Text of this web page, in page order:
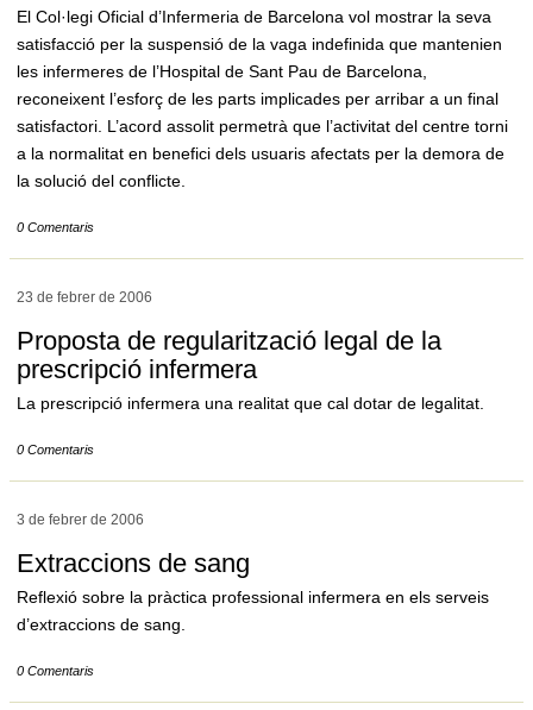
El Col·legi Oficial d’Infermeria de Barcelona vol mostrar la seva
satisfacció per la suspensió de la vaga indefinida que mantenien
les infermeres de l’Hospital de Sant Pau de Barcelona,
reconeixent l’esforç de les parts implicades per arribar a un final
satisfactori. L’acord assolit permetrà que l’activitat del centre torni
a la normalitat en benefici dels usuaris afectats per la demora de
la solució del conflicte.
0 Comentaris
23 de febrer de 2006
Proposta de regularització legal de la
prescripció infermera
La prescripció infermera una realitat que cal dotar de legalitat.
0 Comentaris
3 de febrer de 2006
Extraccions de sang
Reflexió sobre la pràctica professional infermera en els serveis
d’extraccions de sang.
0 Comentaris